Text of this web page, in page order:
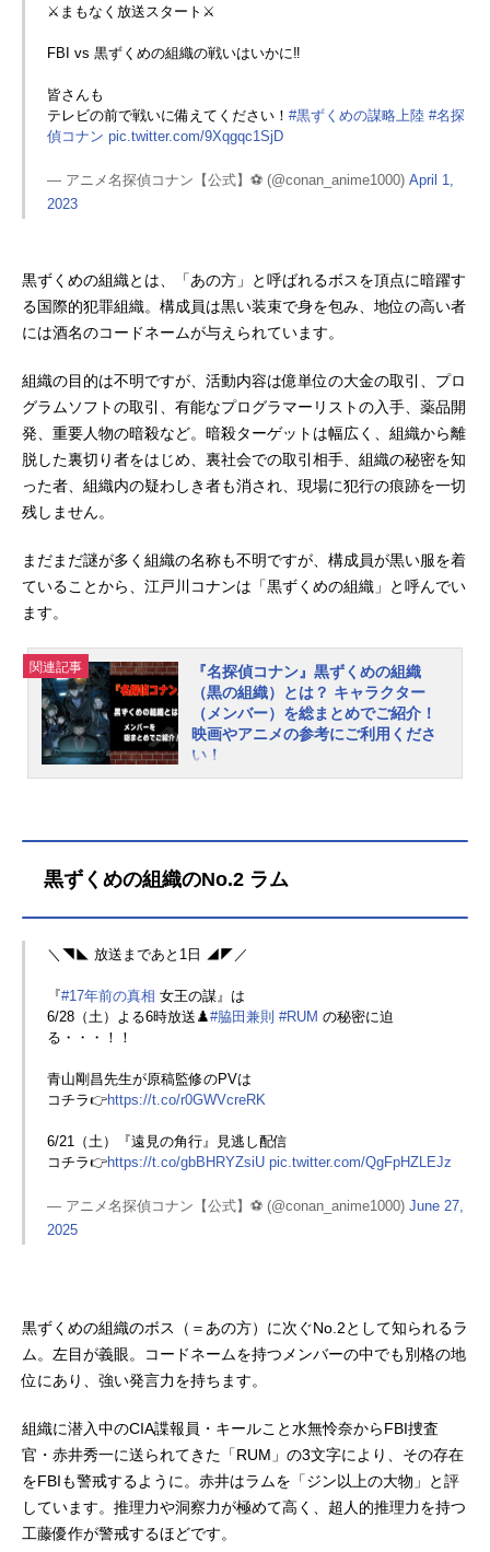
⚔️まもなく放送スタート⚔️
FBI vs 黒ずくめの組織の戦いはいかに‼
皆さんも
テレビの前で戦いに備えてください！ #黒ずくめの謀略上陸 #名探
偵コナン pic.twitter.com/9Xqgqc1SjD
— アニメ名探偵コナン【公式】⚽️ (@conan_anime1000) April 1,
2023
黒ずくめの組織とは、「あの方」と呼ばれるボスを頂点に暗躍す
る国際的犯罪組織。構成員は黒い装束で身を包み、地位の高い者
には酒名のコードネームが与えられています。
組織の目的は不明ですが、活動内容は億単位の大金の取引、プロ
グラムソフトの取引、有能なプログラマーリストの入手、薬品開
発、重要人物の暗殺など。暗殺ターゲットは幅広く、組織から離
脱した裏切り者をはじめ、裏社会での取引相手、組織の秘密を知
った者、組織内の疑わしき者も消され、現場に犯行の痕跡を一切
残しません。
まだまだ謎が多く組織の名称も不明ですが、構成員が黒い服を着
ていることから、江戸川コナンは「黒ずくめの組織」と呼んでい
ます。
関連記事
『名探偵コナン』黒ずくめの組織
（黒の組織）とは？ キャラクター
（メンバー）を総まとめでご紹介！
映画やアニメの参考にご利用くださ
い！
『名探偵コナン』は、週刊少年サン
り親しまれ、劇場版も大ヒットを記
組織」。世界規模で暗躍し、日本の
CIAも追いかけている国際的犯罪組織
です。まだまだ謎が多く組織の名称
ていることから、江戸川コナンは
「黒ずくめの組織」と呼んでいま
とは果たして……？本稿では黒ずく
めの組織のメンバー、過去に所属し
やメンバーの一覧表とともに、キャ
介にはネタバレが含まれます。注意
しながらご覧ください。 黒ずくめ
の組織とは？◤黒ずくめの謀略［上
vs黒ずくめの組織の戦いはいかに‼皆
さんもテレビの前で戦いに備えてく
ださい！#黒ずくめの謀略上陸#名探
偵コナンpic.twitter.com/9Xqgqc1SjD
—アニメ名探偵コナン【公式...
黒ずくめの組織のNo.2 ラム
＼◥◣ 放送まであと1日 ◢◤／
『#17年前の真相 女王の謀』は
6/28（土）よる6時放送♟️#脇田兼則 #RUM の秘密に迫
る・・・！！
青山剛昌先生が原稿監修のPVは
コチラ👉https://t.co/r0GWVcreRK
6/21（土）『遠見の角行』見逃し配信
コチラ👉https://t.co/gbBHRYZsiU pic.twitter.com/QgFpHZLEJz
— アニメ名探偵コナン【公式】⚽️ (@conan_anime1000) June 27,
2025
黒ずくめの組織のボス（＝あの方）に次ぐNo.2として知られるラ
ム。左目が義眼。コードネームを持つメンバーの中でも別格の地
位にあり、強い発言力を持ちます。
組織に潜入中のCIA諜報員・キールこと水無怜奈からFBI捜査
官・赤井秀一に送られてきた「RUM」の3文字により、その存在
をFBIも警戒するように。赤井はラムを「ジン以上の大物」と評
しています。推理力や洞察力が極めて高く、超人的推理力を持つ
工藤優作が警戒するほどです。